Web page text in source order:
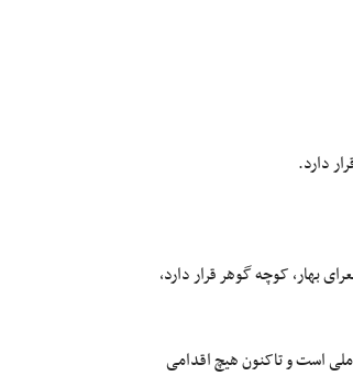
دارد.
بهار، کوچه گوهر قرار دارد،
است و تاکنون هیچ اقدامی